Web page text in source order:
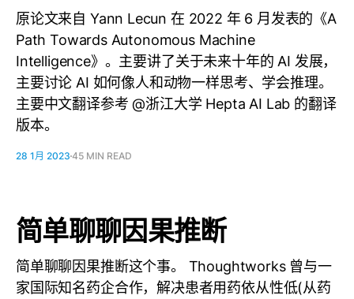
原论文来自 Yann Lecun 在 2022 年 6 月发表的《A
Path Towards Autonomous Machine
Intelligence》。主要讲了关于未来十年的 AI 发展，
主要讨论 AI 如何像人和动物一样思考、学会推理。
主要中文翻译参考 @浙江大学 Hepta AI Lab 的翻译
版本。
28 1月 2023 45 MIN READ
简单聊聊因果推断
简单聊聊因果推断这个事。 Thoughtworks 曾与一
家国际知名药企合作，解决患者用药依从性低(从药